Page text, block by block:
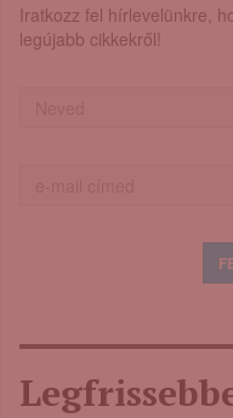
Iratkozz fel hírlevelünkre,
legújabb cikkekről!